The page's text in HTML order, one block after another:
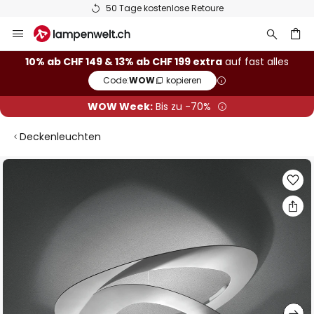
50 Tage kostenlose Retoure
Inhalt
springen
10% ab CHF 149 & 13% ab CHF 199 extra auf fast alles
Code:WOW kopieren
WOW Week:Bis zu -70%
Deckenleuchten
Zum